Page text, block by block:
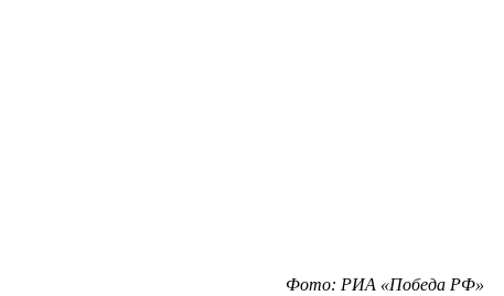
Фото: РИА «Победа РФ»